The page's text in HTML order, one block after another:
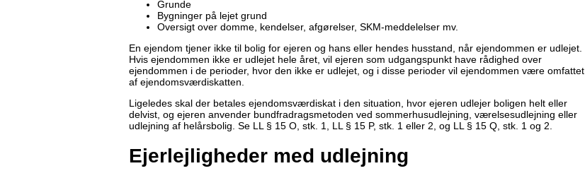
Grunde
Bygninger på lejet grund
Oversigt over domme, kendelser, afgørelser, SKM-meddelelser mv.
En ejendom tjener ikke til bolig for ejeren og hans eller hendes husstand, når ejendommen er udlejet.
Hvis ejendommen ikke er udlejet hele året, vil ejeren som udgangspunkt have rådighed over
ejendommen i de perioder, hvor den ikke er udlejet, og i disse perioder vil ejendommen være omfattet
af ejendomsværdiskatten.
Ligeledes skal der betales ejendomsværdiskat i den situation, hvor ejeren udlejer boligen helt eller
delvist, og ejeren anvender bundfradragsmetoden ved sommerhusudlejning, værelsesudlejning eller
udlejning af helårsbolig. Se LL § 15 O, stk. 1, LL § 15 P, stk. 1 eller 2, og LL § 15 Q, stk. 1 og 2.
Ejerlejligheder med udlejning